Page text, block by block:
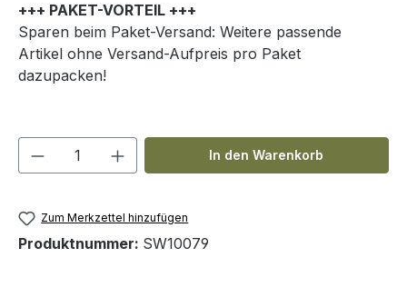
+++ PAKET-VORTEIL +++
Sparen beim Paket-Versand: Weitere passende
Artikel ohne Versand-Aufpreis pro Paket
dazupacken!
Produkt Anzahl: Gib denIn den Warenkorb
Zum Merkzettel hinzufügen
Produktnummer: SW10079